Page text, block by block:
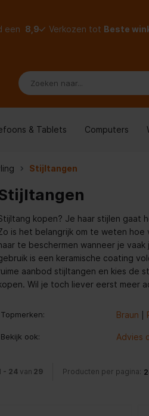
een 8,9 Verkozen tot Beste
& Tablets Computers
Stijltangen
kopen? Je haar stijlen
is het belangrijk om te weten hoe
te beschermen wanneer je
is een keramische coating
aanbod stijltangen en kies de
Wil je toch liever eerst meer
Topmerken: Braun
Bekijk ook: Advies
- 24 van 29 Producten per pagina: